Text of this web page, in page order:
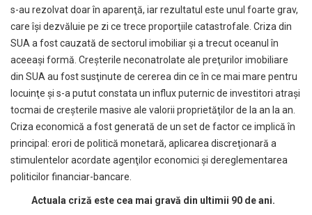
s-au rezolvat doar în aparenţă, iar rezultatul este unul foarte grav,
care îşi dezvăluie pe zi ce trece proporţiile catastrofale. Criza din
SUA a fost cauzată de sectorul imobiliar şi a trecut oceanul în
aceeaşi formă. Creşterile neconatrolate ale preţurilor imobiliare
din SUA au fost susţinute de cererea din ce în ce mai mare pentru
locuinţe şi s-a putut constata un influx puternic de investitori atraşi
tocmai de creşterile masive ale valorii proprietăţilor de la an la an.
Criza economică a fost generată de un set de factor ce implică în
principal: erori de politică monetară, aplicarea discreţionară a
stimulentelor acordate agenţilor economici şi dereglementarea
politicilor financiar-bancare.
Actuala criză este cea mai gravă din ultimii 90 de ani.